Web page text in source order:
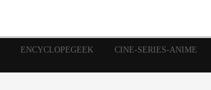
ENCYCLOPEGEEK CINE-SERIES-ANIME